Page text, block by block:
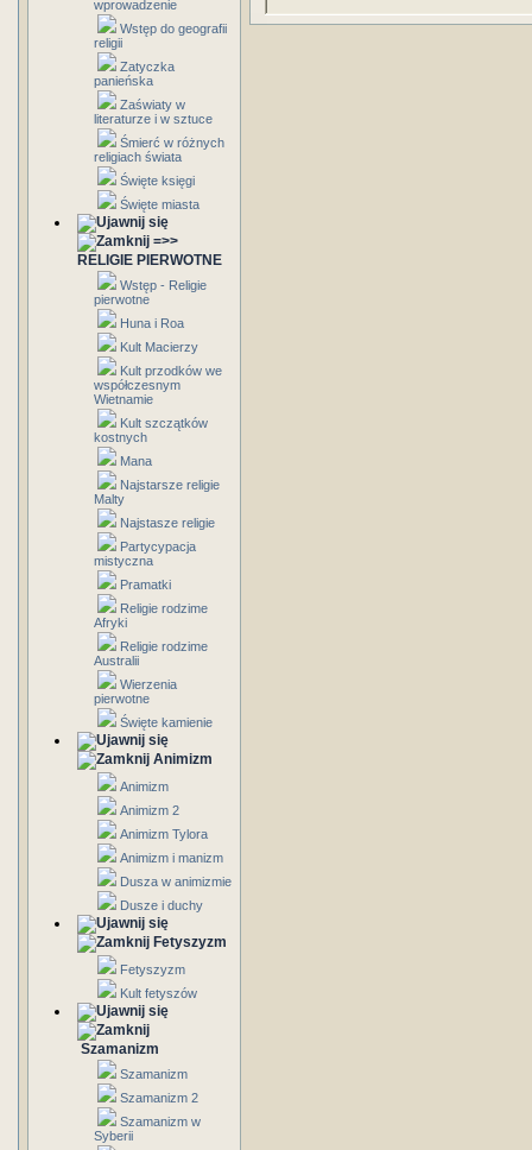
wprowadzenie
Wstęp do geografii
religii
Zatyczka
panieńska
Zaświaty w
literaturze i w sztuce
Śmierć w różnych
religiach świata
Święte księgi
Święte miasta
=>>
RELIGIE PIERWOTNE
Wstęp - Religie
pierwotne
Huna i Roa
Kult Macierzy
Kult przodków we
współczesnym
Wietnamie
Kult szczątków
kostnych
Mana
Najstarsze religie
Malty
Najstasze religie
Partycypacja
mistyczna
Pramatki
Religie rodzime
Afryki
Religie rodzime
Australii
Wierzenia
pierwotne
Święte kamienie
Animizm
Animizm
Animizm 2
Animizm Tylora
Animizm i manizm
Dusza w animizmie
Dusze i duchy
Fetyszyzm
Fetyszyzm
Kult fetyszów
Szamanizm
Szamanizm
Szamanizm 2
Szamanizm w
Syberii